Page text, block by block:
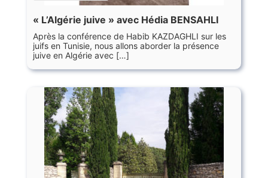
« L’Algérie juive » avec Hédia BENSAHLI
Après la conférence de Habib KAZDAGHLI sur les
juifs en Tunisie, nous allons aborder la présence
juive en Algérie avec […]